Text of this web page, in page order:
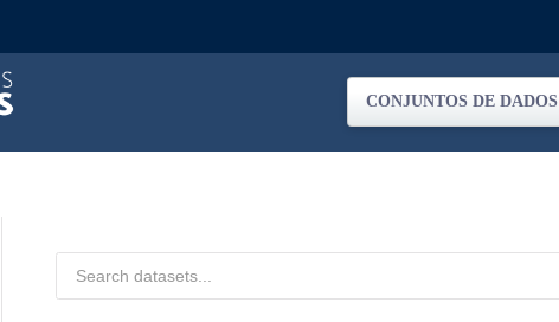
CONJUNTOS DE DADOS